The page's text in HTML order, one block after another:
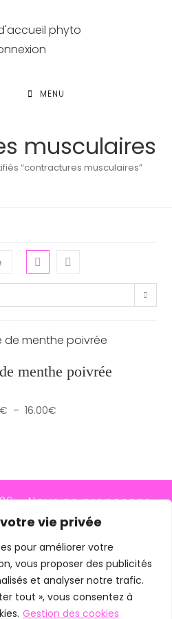
vie privée
pour améliorer votre
vous proposer des publicités
et analyser notre trafic.
tout », vous consentez à
Gestion des cookies
- Nous ne proposons
Colis (placés en
le 10/03/26, ils
depuis le
avec
merci de me
MENU
musculaires
“contractures musculaires”
menthe poivrée
€ – 16.00€